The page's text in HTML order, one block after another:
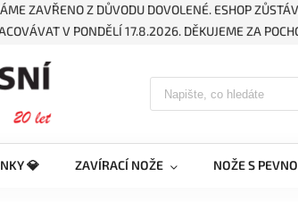
ZAVŘENO Z DŮVODU DOVOLENÉ. ESHOP
V PONDĚLÍ 17.8.2026. DĚKUJEME ZA
💎 ZAVÍRACÍ NOŽE NOŽE S